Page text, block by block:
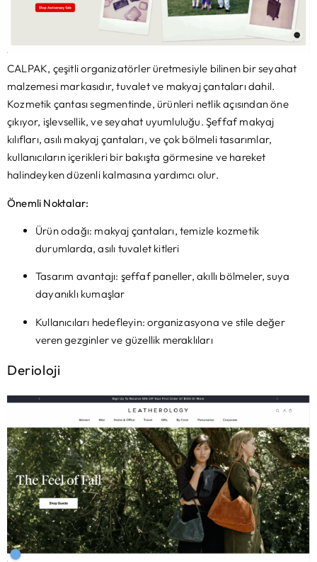
CALPAK, çeşitli organizatörler üretmesiyle bilinen bir seyahat
malzemesi markasıdır, tuvalet ve makyaj çantaları dahil.
Kozmetik çantası segmentinde, ürünleri netlik açısından öne
çıkıyor, işlevsellik, ve seyahat uyumluluğu. Şeffaf makyaj
kılıfları, asılı makyaj çantaları, ve çok bölmeli tasarımlar,
kullanıcıların içerikleri bir bakışta görmesine ve hareket
halindeyken düzenli kalmasına yardımcı olur.
Önemli Noktalar:
Ürün odağı: makyaj çantaları, temizle kozmetik
durumlarda, asılı tuvalet kitleri
Tasarım avantajı: şeffaf paneller, akıllı bölmeler, suya
dayanıklı kumaşlar
Kullanıcıları hedefleyin: organizasyona ve stile değer
veren gezginler ve güzellik meraklıları
Derioloji